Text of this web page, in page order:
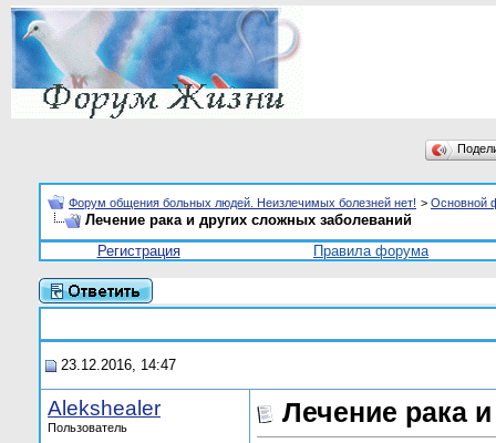
Форум общения больных людей. Неизлечимых болезней нет! > Основной
Лечение рака и других сложных заболеваний
Регистрация
Правила форума
23.12.2016, 14:47
Alekshealer
Пользователь
Лечение рака